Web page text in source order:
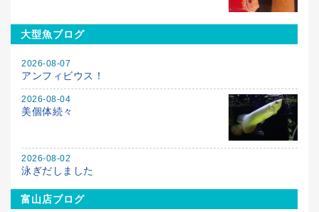
大型魚ブログ
2026-08-07
アンフィビウス！
2026-08-04
美個体続々
2026-08-02
泳ぎだしました
富山店ブログ